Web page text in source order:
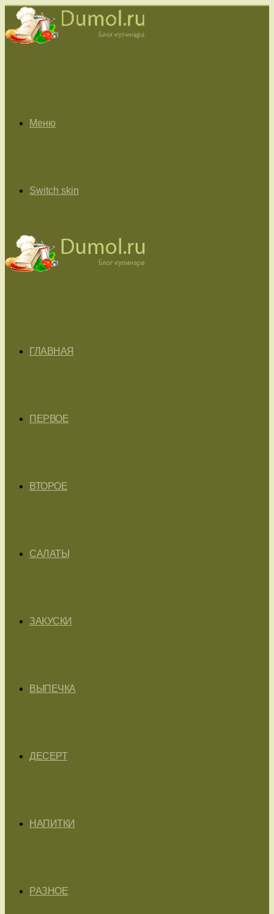
Меню
Switch skin
ГЛАВНАЯ
ПЕРВОЕ
ВТОРОЕ
САЛАТЫ
ЗАКУСКИ
ВЫПЕЧКА
ДЕСЕРТ
НАПИТКИ
РАЗНОЕ